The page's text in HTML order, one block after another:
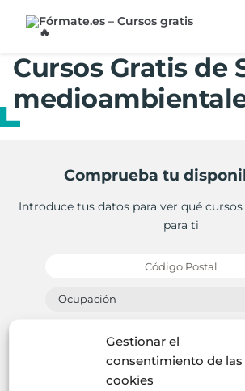
Gestionar el
consentimiento de las
cookies
Cursos Gratis de
Comprueba tu
Introduce tus datos para ver qué
para ti
BUSCAR